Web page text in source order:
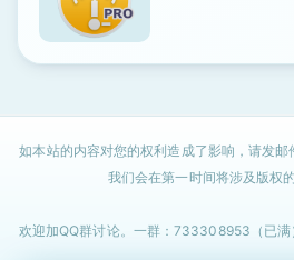
如本站的内容对您的权利造成了影响，请发邮
我们会在第一时间将涉及版权
欢迎加QQ群讨论。一群：733308953（已满